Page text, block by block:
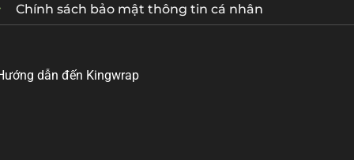
Chính sách bảo mật thông tin cá nhân
dẫn đến Kingwrap